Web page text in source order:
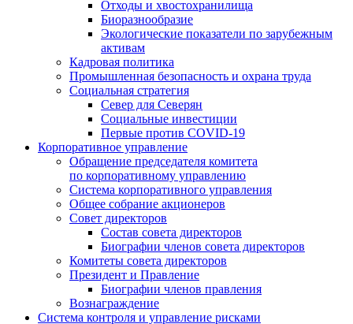
Отходы и хвостохранилища
Биоразнообразие
Экологические показатели по зарубежным
активам
Кадровая политика
Промышленная безопасность и охрана труда
Социальная стратегия
Север для Северян
Социальные инвестиции
Первые против COVID‑19
Корпоративное управление
Обращение председателя комитета
по корпоративному управлению
Система корпоративного управления
Общее собрание акционеров
Совет директоров
Состав совета директоров
Биографии членов совета директоров
Комитеты совета директоров
Президент и Правление
Биографии членов правления
Вознаграждение
Система контроля и управление рисками